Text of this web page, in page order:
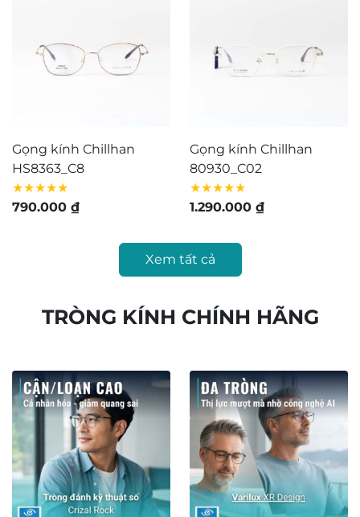
Gọng kính Chillhan
HS8363_C8
★★★★★
790.000 ₫
Gọng kính Chillhan
80930_C02
★★★★★
1.290.000 ₫
Xem tất cả
TRÒNG KÍNH CHÍNH HÃNG